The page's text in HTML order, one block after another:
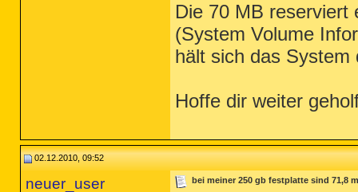
Die 70 MB reserviert
(System Volume
hält sich das System
Hoffe dir weiter
02.12.2010, 09:52
neuer_user bei meiner 250 gb festplatte sind 71,8